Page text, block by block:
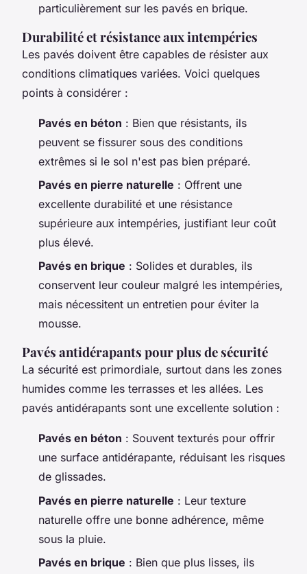
particulièrement sur les pavés en brique.
Durabilité et résistance aux intempéries
Les pavés doivent être capables de résister aux
conditions climatiques variées. Voici quelques
points à considérer :
Pavés en béton : Bien que résistants, ils
peuvent se fissurer sous des conditions
extrêmes si le sol n'est pas bien préparé.
Pavés en pierre naturelle : Offrent une
excellente durabilité et une résistance
supérieure aux intempéries, justifiant leur coût
plus élevé.
Pavés en brique : Solides et durables, ils
conservent leur couleur malgré les intempéries,
mais nécessitent un entretien pour éviter la
mousse.
Pavés antidérapants pour plus de sécurité
La sécurité est primordiale, surtout dans les zones
humides comme les terrasses et les allées. Les
pavés antidérapants sont une excellente solution :
Pavés en béton : Souvent texturés pour offrir
une surface antidérapante, réduisant les risques
de glissades.
Pavés en pierre naturelle : Leur texture
naturelle offre une bonne adhérence, même
sous la pluie.
Pavés en brique : Bien que plus lisses, ils